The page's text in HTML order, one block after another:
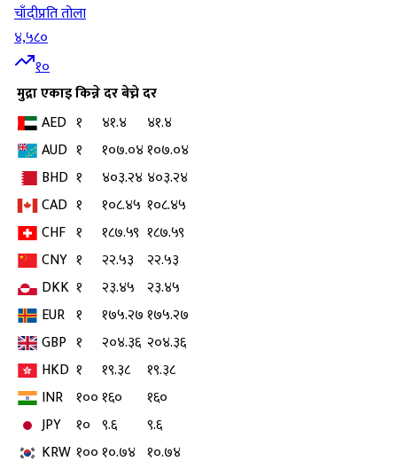
चाँदीप्रति तोला
४,५८०
१०
मुद्राएकाइकिन्ने दरबेच्ने दर
AED १ ४१.४
४१.४
AUD १ १०७.०४१०७.०४
BHD १ ४०३.२४ ४०३.२४
CAD १ १०८.४५ १०८.४५
CHF १ १८७.५९ १८७.५९
CNY १ २२.५३
२२.५३
DKK १ २३.४५ २३.४५
EUR १ १७५.२७१७५.२७
GBP १ २०४.३६ २०४.३६
HKD १ १९.३८
१९.३८
INR १००१६०
१६०
JPY
१० ९.६
९.६
KRW १००१०.७४ १०.७४